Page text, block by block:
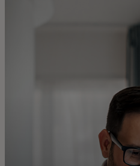
Per gli innovatori